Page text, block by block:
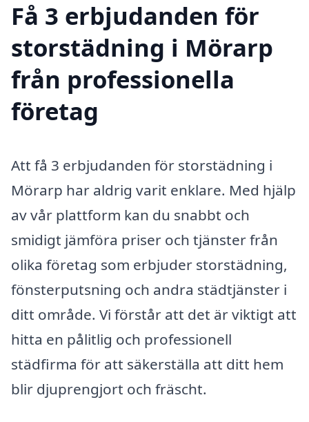
Få 3 erbjudanden för
storstädning i Mörarp
från professionella
företag
Att få 3 erbjudanden för storstädning i
Mörarp har aldrig varit enklare. Med hjälp
av vår plattform kan du snabbt och
smidigt jämföra priser och tjänster från
olika företag som erbjuder storstädning,
fönsterputsning och andra städtjänster i
ditt område. Vi förstår att det är viktigt att
hitta en pålitlig och professionell
städfirma för att säkerställa att ditt hem
blir djuprengjort och fräscht.